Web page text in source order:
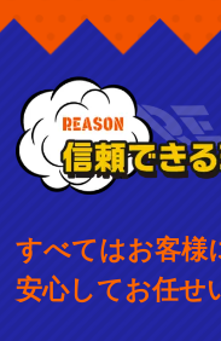
すべてはお客様
安心してお任せ